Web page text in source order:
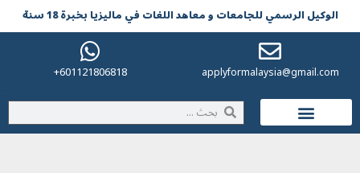
الوکیل الرسمي للجامعات و معاهد اللغات في مالیزیا بخبرة 18 سنة
applyformalaysia@gmail.com
601121806818+